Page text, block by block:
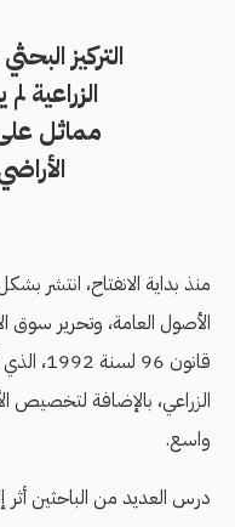
التركيز
الزراعية
مماثل
منذ بداية الانفتاح، انتشر
الأصول العامة، وتحرير سوق
قانون
الزراعي، بالإضافة لتخصيص
واسع.
درس العديد من الباحثين أثر